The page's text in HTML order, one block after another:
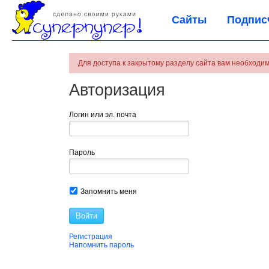
Сайты
Для доступа к закрытому разделу сайта вам
Авторизация
Логин или эл. почта
Пароль
Запомнить меня
Войти
Регистрация
Напомнить пароль